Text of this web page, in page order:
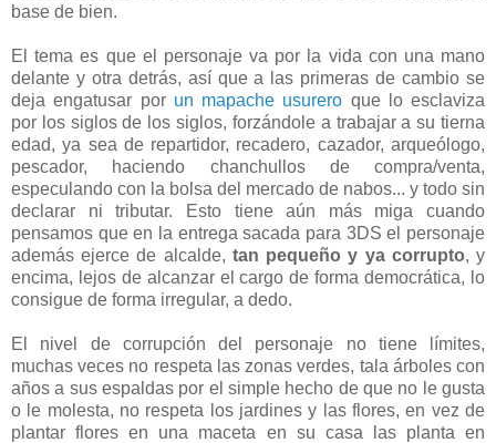
base de bien.
El tema es que el personaje va por la vida con una mano
delante y otra detrás, así que a las primeras de cambio se
deja engatusar por un mapache usurero que lo esclaviza
por los siglos de los siglos, forzándole a trabajar a su tierna
edad, ya sea de repartidor, recadero, cazador, arqueólogo,
pescador, haciendo chanchullos de compra/venta,
especulando con la bolsa del mercado de nabos... y todo sin
declarar ni tributar. Esto tiene aún más miga cuando
pensamos que en la entrega sacada para 3DS el personaje
además ejerce de alcalde, tan pequeño y ya corrupto, y
encima, lejos de alcanzar el cargo de forma democrática, lo
consigue de forma irregular, a dedo.
El nivel de corrupción del personaje no tiene límites,
muchas veces no respeta las zonas verdes, tala árboles con
años a sus espaldas por el simple hecho de que no le gusta
o le molesta, no respeta los jardines y las flores, en vez de
plantar flores en una maceta en su casa las planta en